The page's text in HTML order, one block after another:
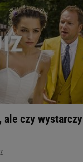
ale czy wystarczy
reklamy i treści,